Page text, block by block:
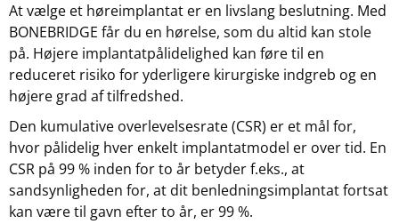
At vælge et høreimplantat er en livslang beslutning. Med
BONEBRIDGE får du en hørelse, som du altid kan stole
på. Højere implantatpålidelighed kan føre til en
reduceret risiko for yderligere kirurgiske indgreb og en
højere grad af tilfredshed.
Den kumulative overlevelsesrate (CSR) er et mål for,
hvor pålidelig hver enkelt implantatmodel er over tid. En
CSR på 99 % inden for to år betyder f.eks., at
sandsynligheden for, at dit benledningsimplantat fortsat
kan være til gavn efter to år, er 99 %.